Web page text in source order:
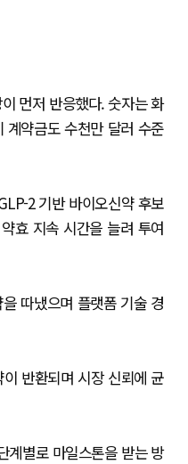
먼저 반응했다. 숫자는 화
계약금도 수천만 달러 수준
2 기반 바이오신약 후보
효 지속 시간을 늘려 투여
따냈으며 플랫폼 기술 경
반환되며 시장 신뢰에 균
계별로 마일스톤을 받는 방